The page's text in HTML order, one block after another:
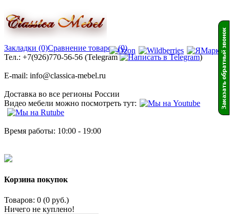
Закладки (0)Сравнение товаров (0)
Тел.: +7(926)770-56-56 (Telegram
)
E-mail: info@classica-mebel.ru
Доставка во все регионы России
Видео мебели можно посмотреть тут:
Время работы: 10:00 - 19:00
Корзина покупок
Товаров: 0 (0 руб.)
Ничего не куплено!